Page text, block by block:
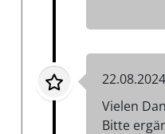
Vielen
Bitte